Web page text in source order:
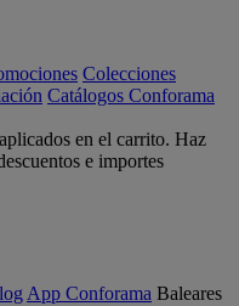
Colecciones
Catálogos Conforama
en el carrito. Haz
e importes
App Conforama Baleares